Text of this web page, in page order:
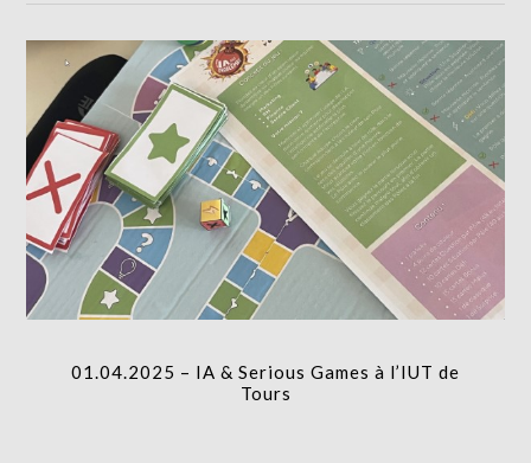
01.04.2025 – IA & Serious Games à l’IUT de
Tours